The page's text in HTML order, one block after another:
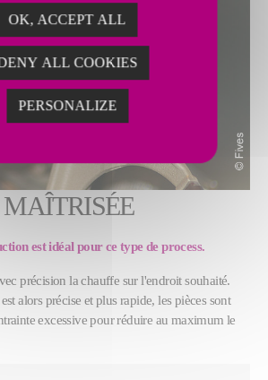
est idéal pour ce type de process.
précision la chauffe sur l'endroit souhaité.
alors précise et plus rapide, les pièces sont
excessive pour réduire au maximum le
OK, ACCEPT ALL
ALL COOKIES
PERSONALIZE